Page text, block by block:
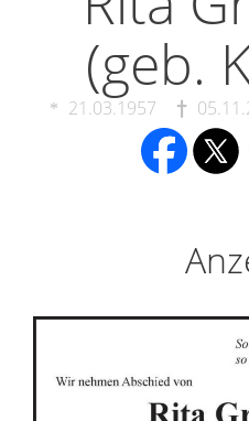
(geb.
21.03.1957